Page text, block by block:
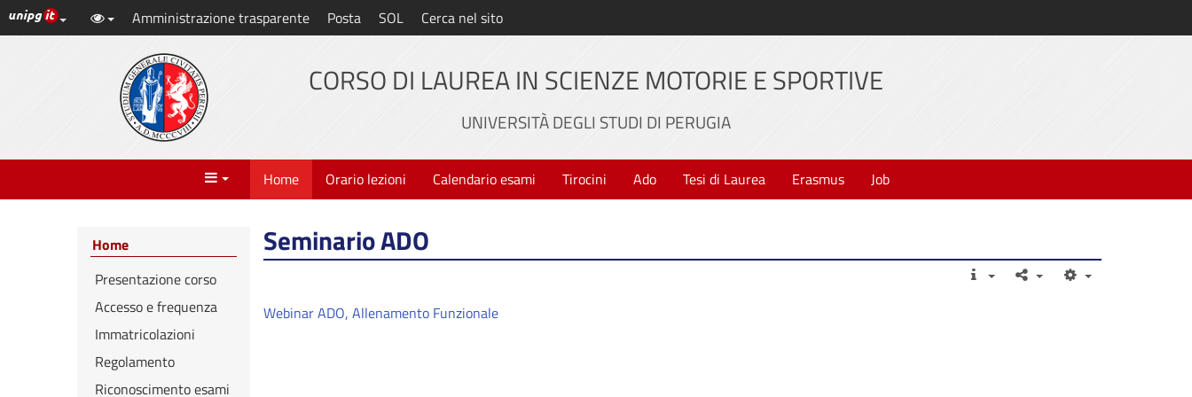
Vai
al
Link ai principali servizi web di Ateneo
Amministrazione trasparente Posta SOL Cerca nel sito
CORSO DI LAUREA IN SCIENZE MOTORIE E SPORTIVE
UNIVERSITÀ DEGLI STUDI DI PERUGIA
Menu Home Orario lezioni Calendario esami Tirocini Ado Tesi di Laurea Erasmus Job
Seminario ADO
Webinar ADO, Allenamento Funzionale
Home
Presentazione corso
Accesso e frequenza
Immatricolazioni
Regolamento
Riconoscimento esami